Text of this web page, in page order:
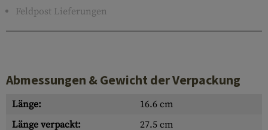
Feldpost Lieferungen
Abmessungen & Gewicht der Verpackung
Länge:
16.6 cm
Länge verpackt:
27.5 cm